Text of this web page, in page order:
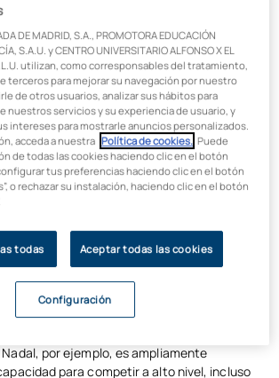
deportistas para enfrentarse a la presión,
difíciles y mantener el enfoque en la
allá de ser simplemente “fuerte”, pues
habilidades para gestionar las emociones,
que pueden presentarse.
para el deporte incluye herramientas como
la visualización y la
que, en conjunto, construyen una
sólida y necesaria en el entorno de alto
La clave del éxito
permite a los deportistas ser resilientes,
por ejemplo, es ampliamente
para competir a alto nivel, incluso
DE MADRID, S.A., PROMOTORA EDUCACIÓN
S.A.U. y CENTRO UNIVERSITARIO ALFONSO X EL
utilizan, como corresponsables del tratamiento,
terceros para mejorar su navegación por nuestro
de otros usuarios, analizar sus hábitos para
nuestros servicios y su experiencia de usuario, y
intereses para mostrarle anuncios personalizados.
acceda a nuestra Política de cookies. . Puede
de todas las cookies haciendo clic en el botón
tus preferencias haciendo clic en el botón
o rechazar su instalación, haciendo clic en el botón
todas Aceptar todas las cookies
Configuración